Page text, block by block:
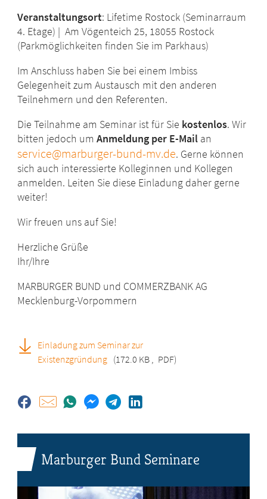
Veranstaltungsort: Lifetime Rostock (Seminarraum
4. Etage) | Am Vögenteich 25, 18055 Rostock
(Parkmöglichkeiten finden Sie im Parkhaus)
Im Anschluss haben Sie bei einem Imbiss
Gelegenheit zum Austausch mit den anderen
Teilnehmern und den Referenten.
Die Teilnahme am Seminar ist für Sie kostenlos. Wir
bitten jedoch um Anmeldung per E-Mail an
service@marburger-bund-mv.de. Gerne können
sich auch interessierte Kolleginnen und Kollegen
anmelden. Leiten Sie diese Einladung daher gerne
weiter!
Wir freuen uns auf Sie!
Herzliche Grüße
Ihr/Ihre
MARBURGER BUND und COMMERZBANK AG
Mecklenburg-Vorpommern
Einladung zum Seminar zur
Existenzgründung (172.0 KB , PDF)
Marburger Bund Seminare